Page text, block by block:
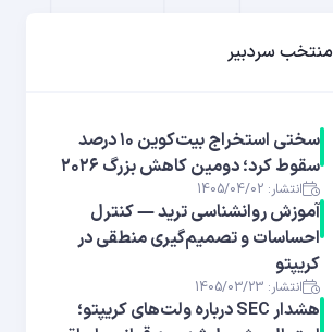
منتخب سردبیر
سختی استخراج بیت‌کوین ۱۰ درصد
سقوط کرد؛ دومین کاهش بزرگ ۲۰۲۶
انتشار: 1405/04/02
آموزش روانشناسی ترید — کنترل
احساسات و تصمیم‌گیری منطقی در
کریپتو
انتشار: 1405/03/23
هشدار SEC درباره ولت‌های کریپتو؛